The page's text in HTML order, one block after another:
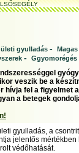
gyulladás -
- Ggyomorégés
veszik be a
hívja fel a figyelmet
a betegek
gyulladás, a
jelentős
védőhatását.